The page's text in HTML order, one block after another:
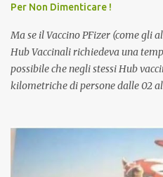
che abbiamo elencato sopra...
Per Non Dimenticare !
Ma se il Vaccino PFizer (come gli
Hub Vaccinali richiedeva una
possibile che negli stessi Hub
kilometriche di persone dalle 02
Vaccino come: l' Amaro del Capo,
andava bene anche, a
l'articolo per NON Dimenticare!